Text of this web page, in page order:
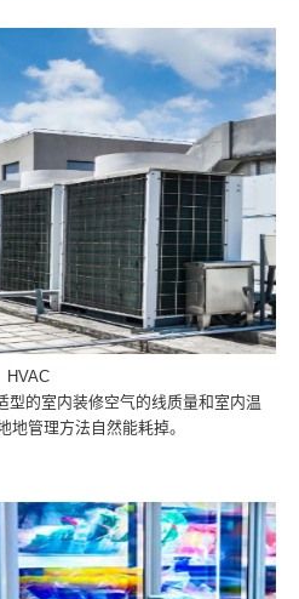
HVAC
型的室内装修空气的线质量和室内温
地管理方法自然能耗掉。